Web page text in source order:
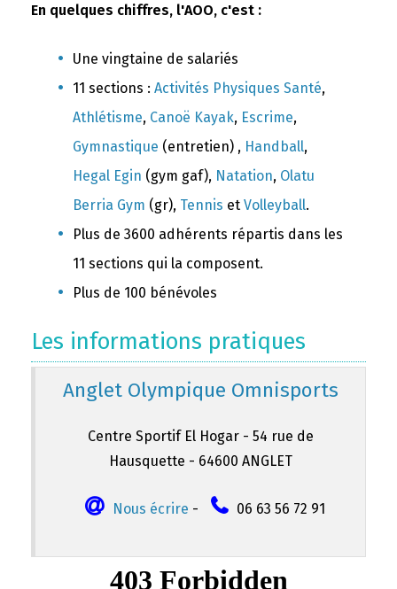
En quelques chiffres, l'AOO, c'est :
Une vingtaine de salariés
11 sections : Activités Physiques Santé,
Athlétisme, Canoë Kayak, Escrime,
Gymnastique (entretien) , Handball,
Hegal Egin (gym gaf), Natation, Olatu
Berria Gym (gr), Tennis et Volleyball.
Plus de 3600 adhérents répartis dans les
11 sections qui la composent.
Plus de 100 bénévoles
Les informations pratiques
Anglet Olympique Omnisports
Centre Sportif El Hogar - 54 rue de
Hausquette - 64600 ANGLET
Nous écrire - 06 63 56 72 91